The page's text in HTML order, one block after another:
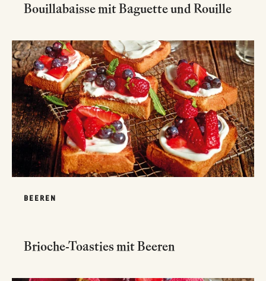
Bouillabaisse mit Baguette und Rouille
BEEREN
Brioche-Toasties mit Beeren